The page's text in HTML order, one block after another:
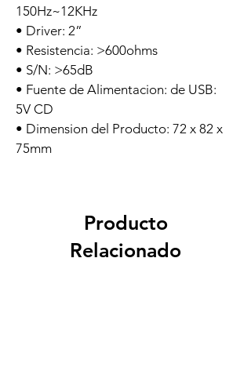
150Hz~12KHz
• Driver: 2”
• Resistencia: >600ohms
• S/N: >65dB
• Fuente de Alimentacion: de USB:
5V CD
• Dimension del Producto: 72 x 82 x
75mm
Producto
Relacionado